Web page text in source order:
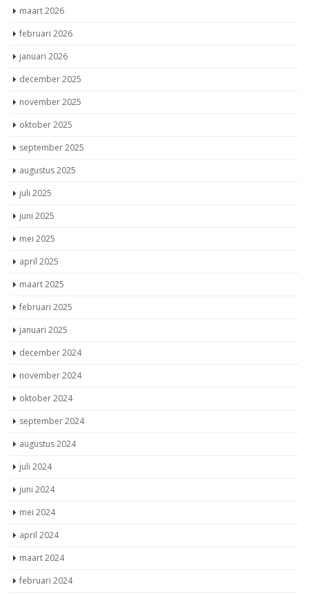
maart 2026
februari 2026
januari 2026
december 2025
november 2025
oktober 2025
september 2025
augustus 2025
juli 2025
juni 2025
mei 2025
april 2025
maart 2025
februari 2025
januari 2025
december 2024
november 2024
oktober 2024
september 2024
augustus 2024
juli 2024
juni 2024
mei 2024
april 2024
maart 2024
februari 2024